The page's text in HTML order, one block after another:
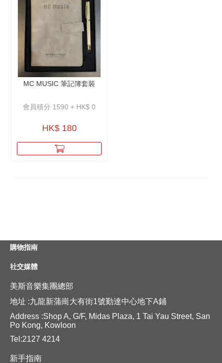
MC MUSIC 筆記簿套裝
會員積分 1590 + HK$ 0
HK$ 180
購物指南
社交媒體
美斯音樂集團總部
地址 :九龍新蒲崗大有街1號勤達中心地下A鋪
Address :Shop A, G/F, Midas Plaza, 1 Tai Yau Street, San
Po Kong, Kowloon
Tel:2127 4214
新手指南